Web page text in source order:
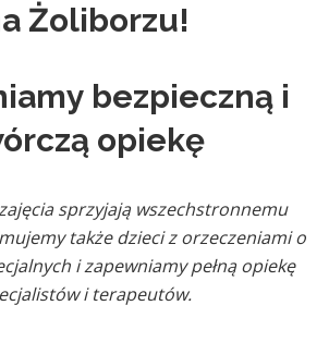
Żoliborzu!
bezpieczną i
opiekę
sprzyjają wszechstronnemu
także dzieci z orzeczeniami o
i zapewniamy pełną opiekę
i terapeutów.